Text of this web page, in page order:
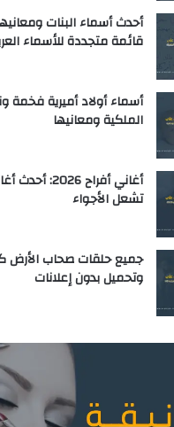
قائمة متجددة للأسماء
أسماء أولاد أميرية فخمة
الملكية ومعانيها
أغاني أفراح
تشعل الأجواء
وتحميل بدون إعلانات